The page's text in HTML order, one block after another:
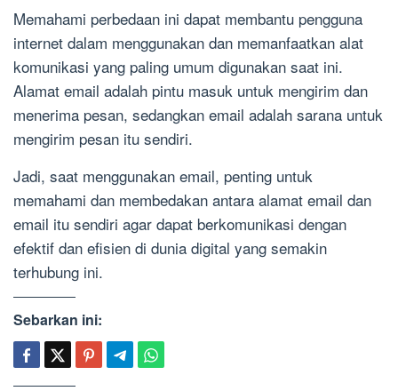
Memahami perbedaan ini dapat membantu pengguna
internet dalam menggunakan dan memanfaatkan alat
komunikasi yang paling umum digunakan saat ini.
Alamat email adalah pintu masuk untuk mengirim dan
menerima pesan, sedangkan email adalah sarana untuk
mengirim pesan itu sendiri.
Jadi, saat menggunakan email, penting untuk
memahami dan membedakan antara alamat email dan
email itu sendiri agar dapat berkomunikasi dengan
efektif dan efisien di dunia digital yang semakin
terhubung ini.
Sebarkan ini: